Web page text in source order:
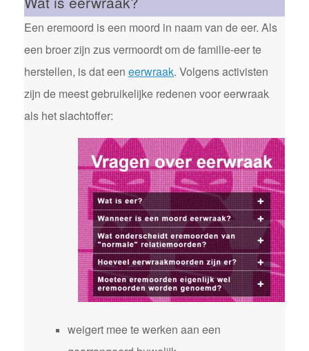
Een eremoord is een moord in naam van de eer. Als
een broer zijn zus vermoordt om de familie-eer te
herstellen, is dat een eerwraak. Volgens activisten
zijn de meest gebruikelijke redenen voor eerwraak
als het slachtoffer:
weigert mee te werken aan een